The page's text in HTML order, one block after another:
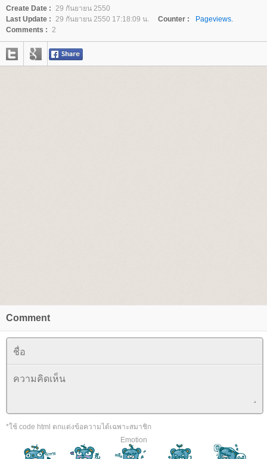
Create Date : 29 กันยายน 2550
Last Update : 29 กันยายน 2550 17:18:09 น. Counter :
Pageviews.
Comments : 2
Comment
*ใช้ code html ตกแต่งข้อความได้เฉพาะสมาชิก
Emotion